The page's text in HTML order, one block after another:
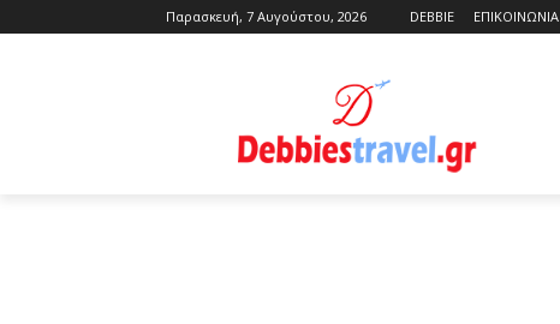
Παρασκευή, 7 Αυγούστου, 2026 DEBBIE ΕΠΙΚΟΙΝΩΝΙΑ